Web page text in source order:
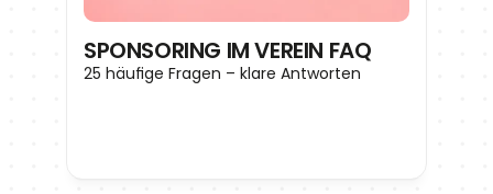
SPONSORING IM VEREIN FAQ
25 häufige Fragen – klare Antworten